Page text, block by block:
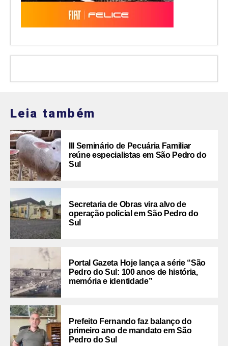
Leia também
III Seminário de Pecuária Familiar
reúne especialistas em São Pedro do
Sul
Secretaria de Obras vira alvo de
operação policial em São Pedro do
Sul
Portal Gazeta Hoje lança a série “São
Pedro do Sul: 100 anos de história,
memória e identidade”
Prefeito Fernando faz balanço do
primeiro ano de mandato em São
Pedro do Sul